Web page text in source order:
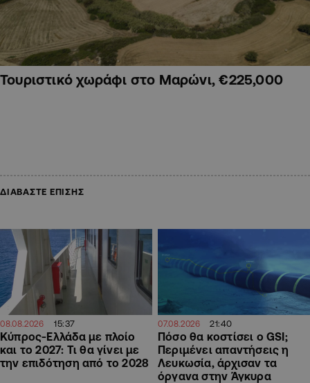
Τουριστικό χωράφι στο Μαρώνι, €225,000
ΔΙΑΒΑΣΤΕ ΕΠΙΣΗΣ
08.08.2026 15:37
Κύπρος-Ελλάδα με πλοίο
και το 2027: Τι θα γίνει με
την επιδότηση από το 2028
07.08.2026 21:40
Πόσο θα κοστίσει ο GSI;
Περιμένει απαντήσεις η
Λευκωσία, άρχισαν τα
όργανα στην Άγκυρα